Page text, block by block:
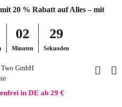
20 % Rabatt auf Alles – mit
02
Minuten
29
Sekunden
in DE ab 29 €